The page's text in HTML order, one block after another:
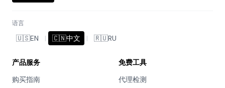
语言
🇺🇸EN | 🇨🇳中文 | 🇷🇺RU
产品服务
购买指南
免费工具
代理检测